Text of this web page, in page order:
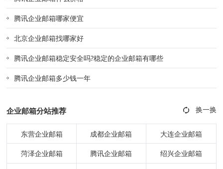
腾讯企业邮箱哪家便宜
北京企业邮箱找哪家好
腾讯企业邮箱稳定安全吗?稳定的企业邮箱有哪些
腾讯企业邮箱多少钱一年
企业邮箱分站推荐
东营企业邮箱 成都企业邮箱 大连企业邮箱
菏泽企业邮箱 腾讯企业邮箱 绍兴企业邮箱